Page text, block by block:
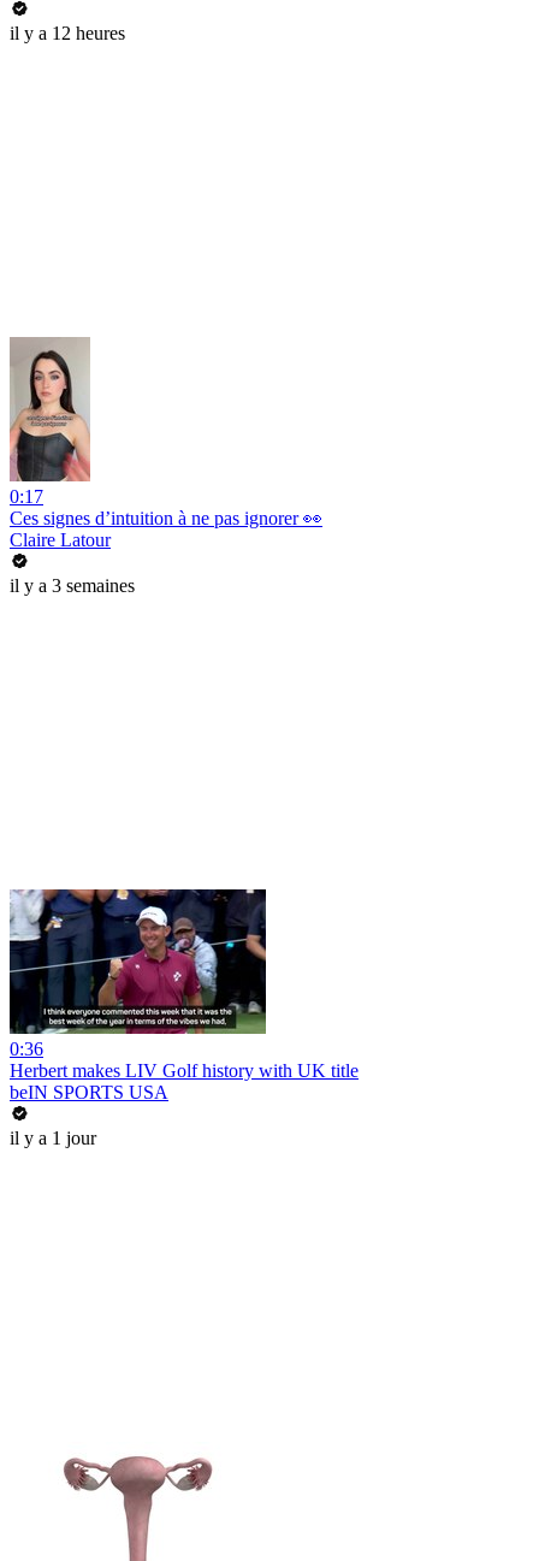
il y a 12 heures
0:17
Ces signes d’intuition à ne pas ignorer 👀
Claire Latour
il y a 3 semaines
0:36
Herbert makes LIV Golf history with UK title
beIN SPORTS USA
il y a 1 jour